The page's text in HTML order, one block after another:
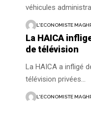
véhicules
L'ECONOMISTE
La HAICA
de télévision
La HAICA a infligé
télévision privées…
L'ECONOMISTE